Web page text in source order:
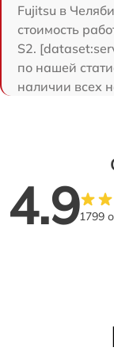
Fujitsu в
стоимость
S2.
по нашей
наличии всех
4.91799